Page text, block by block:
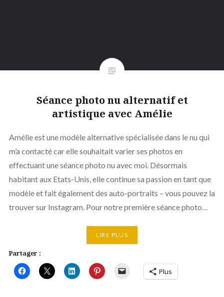
Séance photo nu alternatif et
artistique avec Amélie
Amélie est une modèle alternative spécialisée dans le nu qui
m’a contacté car elle souhaitait varier ses photos en
effectuant une séance photo nu avec moi. Désormais
habitant aux Etats-Unis, elle continue sa passion en tant que
modèle et fait également des auto-portraits – vous pouvez la
trouver sur Instagram. Pour notre première séance photo…
LIRE PLUS
Partager :
Plus